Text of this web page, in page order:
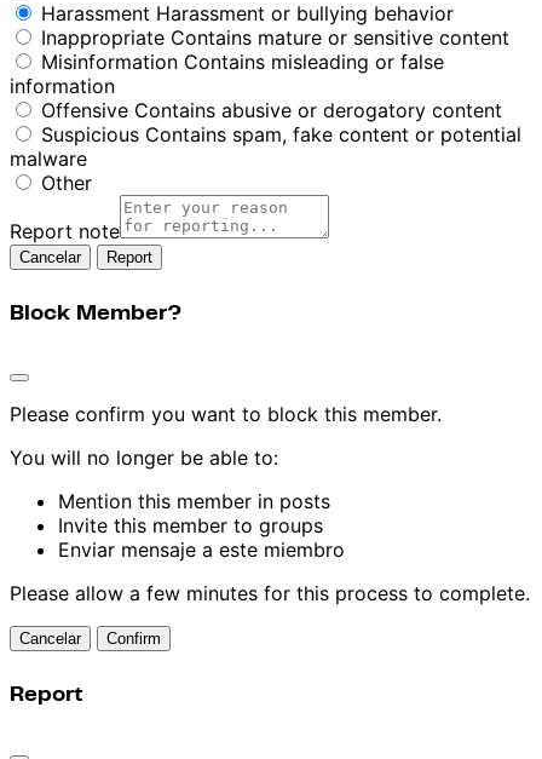
Harassment Harassment or bullying behavior
Inappropriate Contains mature or sensitive content
Misinformation Contains misleading or false
information
Offensive Contains abusive or derogatory content
Suspicious Contains spam, fake content or potential
malware
Other
Report note
Report
Block Member?
Please confirm you want to block this member.
You will no longer be able to:
Mention this member in posts
Invite this member to groups
Enviar mensaje a este miembro
Please allow a few minutes for this process to complete.
Confirm
Report